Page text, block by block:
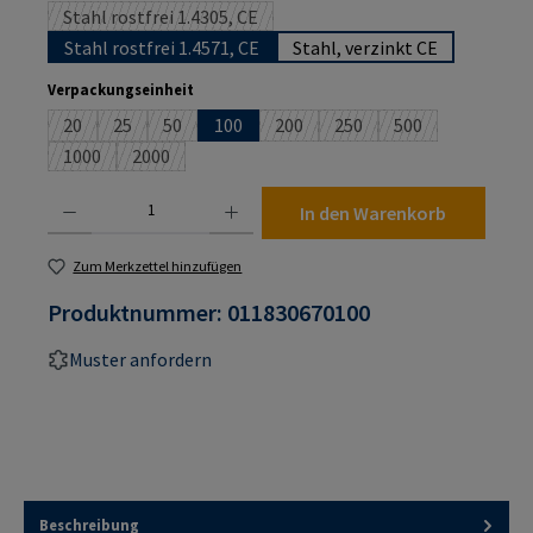
Stahl rostfrei 1.4305, CE(Diese Option ist zurzeit nicht verfügbar.)
Stahl rostfrei 1.4571, CE Stahl, verzinkt CE
Verpackungseinheit
20(Diese Option ist zurzeit nicht verfügbar.)
25(Diese Option ist zurzeit nicht verfügbar.)
50(Diese Option ist zurzeit nicht verfügbar.)
100 200(Diese Option ist zurzeit nicht
250(Diese Option ist zurzeit
500(Diese Option ist
1000(Diese Option ist zurzeit nicht verfügbar.)
2000(Diese Option ist zurzeit nicht verfügbar.)
In den Warenkorb
Zum Merkzettel hinzufügen
Produktnummer: 011830670100
Muster anfordern
Beschreibung